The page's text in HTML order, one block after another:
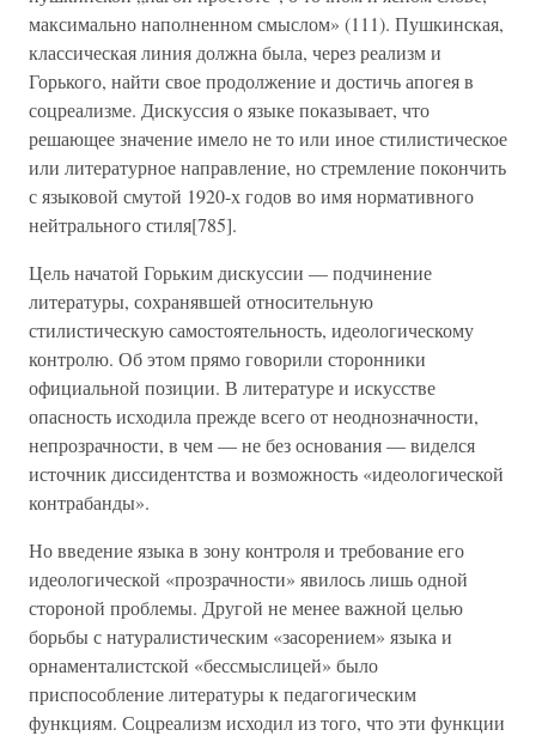
максимально наполненном смыслом» (111). Пушкинская,
классическая линия должна была, через реализм и
Горького, найти свое продолжение и достичь апогея в
соцреализме. Дискуссия о языке показывает, что
решающее значение имело не то или иное стилистическое
или литературное направление, но стремление покончить
с языковой смутой 1920-х годов во имя нормативного
нейтрального стиля[785].
Цель начатой Горьким дискуссии — подчинение
литературы, сохранявшей относительную
стилистическую самостоятельность, идеологическому
контролю. Об этом прямо говорили сторонники
официальной позиции. В литературе и искусстве
опасность исходила прежде всего от неоднозначности,
непрозрачности, в чем — не без основания — виделся
источник диссидентства и возможность «идеологической
контрабанды».
Но введение языка в зону контроля и требование его
идеологической «прозрачности» явилось лишь одной
стороной проблемы. Другой не менее важной целью
борьбы с натуралистическим «засорением» языка и
орнаменталистской «бессмыслицей» было
приспособление литературы к педагогическим
функциям. Соцреализм исходил из того, что эти функции